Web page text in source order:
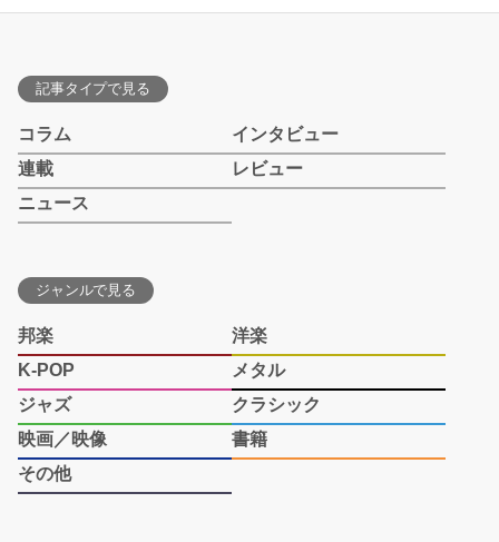
記事タイプで見る
コラム
インタビュー
連載
レビュー
ニュース
ジャンルで見る
邦楽
洋楽
K-POP
メタル
ジャズ
クラシック
映画／映像
書籍
その他